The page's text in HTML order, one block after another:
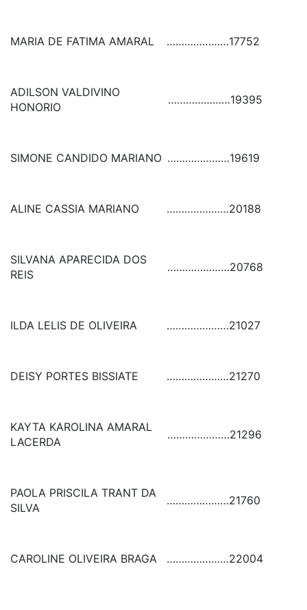
MARIA DE FATIMA AMARAL …………………17752
ADILSON VALDIVINO
HONORIO
…………………19395
SIMONE CANDIDO MARIANO …………………19619
ALINE CASSIA MARIANO …………………20188
SILVANA APARECIDA DOS
REIS
…………………20768
ILDA LELIS DE OLIVEIRA …………………21027
DEISY PORTES BISSIATE …………………21270
KAYTA KAROLINA AMARAL
LACERDA
…………………21296
PAOLA PRISCILA TRANT DA
SILVA
…………………21760
CAROLINE OLIVEIRA BRAGA …………………22004